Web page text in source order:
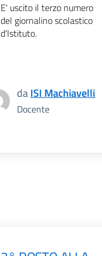
E' uscito il terzo numero
del giornalino scolastico
d'Istituto.
daISI Machiavelli
Docente